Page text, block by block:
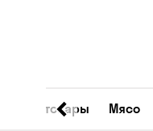
Все товары Мясо